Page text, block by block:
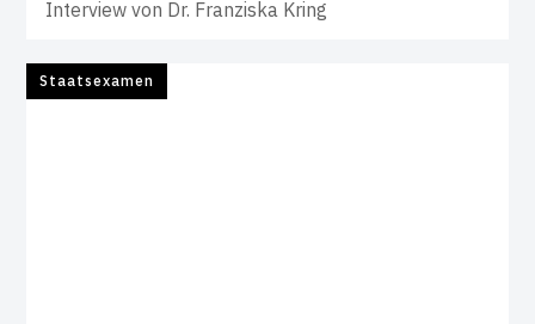
Interview von Dr. Franziska Kring
Staatsexamen